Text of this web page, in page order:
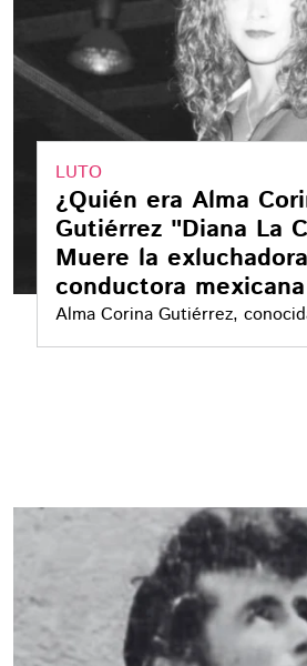
LUTO
¿Quién era Alma
Gutiérrez "Diana La
Muere la
conductora mexicana
Alma Corina Gutiérrez,
La Cazadora", murió a los 48